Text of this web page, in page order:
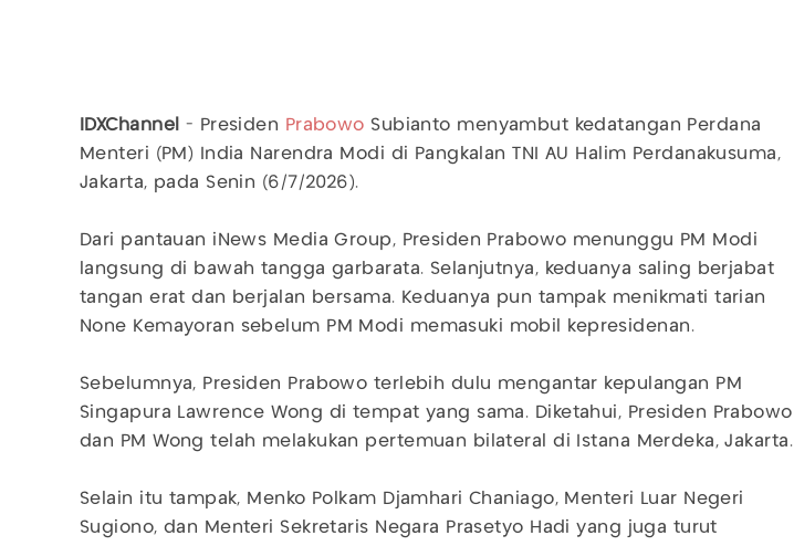
IDXChannel - Presiden Prabowo Subianto menyambut kedatangan Perdana
Menteri (PM) India Narendra Modi di Pangkalan TNI AU Halim Perdanakusuma,
Jakarta, pada Senin (6/7/2026).
Dari pantauan iNews Media Group, Presiden Prabowo menunggu PM Modi
langsung di bawah tangga garbarata. Selanjutnya, keduanya saling berjabat
tangan erat dan berjalan bersama. Keduanya pun tampak menikmati tarian
None Kemayoran sebelum PM Modi memasuki mobil kepresidenan.
Sebelumnya, Presiden Prabowo terlebih dulu mengantar kepulangan PM
Singapura Lawrence Wong di tempat yang sama. Diketahui, Presiden Prabowo
dan PM Wong telah melakukan pertemuan bilateral di Istana Merdeka, Jakarta.
Selain itu tampak, Menko Polkam Djamhari Chaniago, Menteri Luar Negeri
Sugiono, dan Menteri Sekretaris Negara Prasetyo Hadi yang juga turut